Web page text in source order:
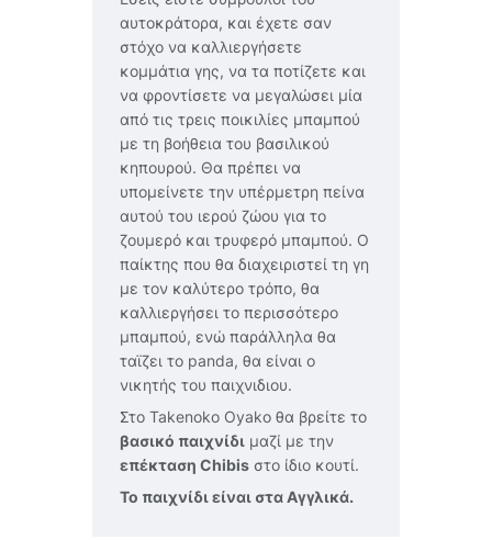
αυτοκράτορα, και έχετε σαν
στόχο να καλλιεργήσετε
κομμάτια γης, να τα ποτίζετε και
να φροντίσετε να μεγαλώσει μία
από τις τρεις ποικιλίες μπαμπού
με τη βοήθεια του βασιλικού
κηπουρού. Θα πρέπει να
υπομείνετε την υπέρμετρη πείνα
αυτού του ιερού ζώου για το
ζουμερό και τρυφερό μπαμπού. Ο
παίκτης που θα διαχειριστεί τη γη
με τον καλύτερο τρόπο, θα
καλλιεργήσει το περισσότερο
μπαμπού, ενώ παράλληλα θα
ταϊζει το panda, θα είναι ο
νικητής του παιχνιδιου.
Στο Takenoko Oyako θα βρείτε το
βασικό παιχνίδι μαζί με την
επέκταση Chibis στο ίδιο κουτί.
Το παιχνίδι είναι στα Αγγλικά.